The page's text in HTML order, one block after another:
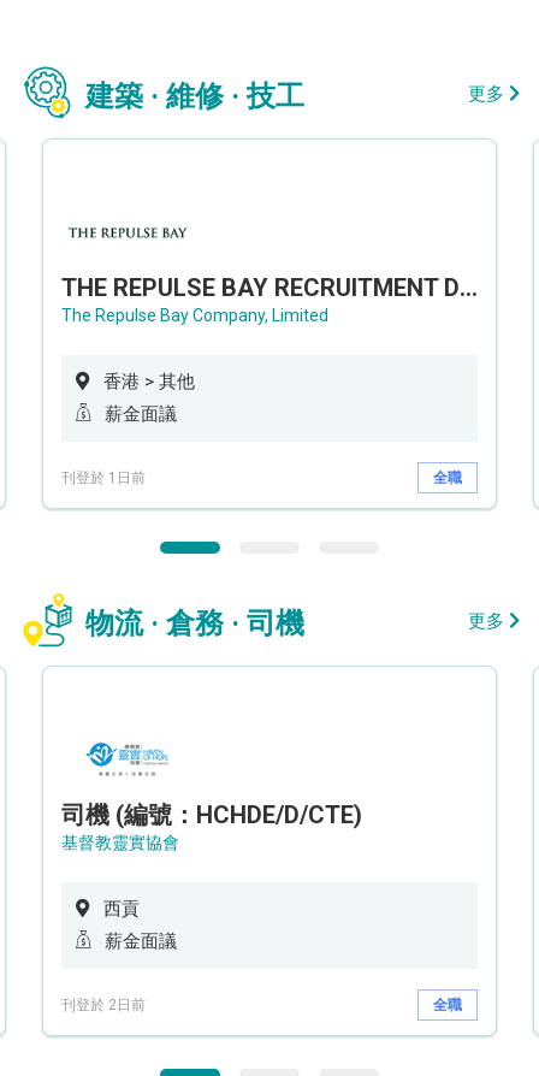
建築 · 維修 · 技工 更多
THE REPULSE BAY RECRUITMENT DAY 淺水灣影灣園人才招聘會
The Repulse Bay Company, Limited
香港 > 其他
薪金面議
刊登於 1日前 全職
物流 · 倉務 · 司機 更多
司機 (編號：HCHDE/D/CTE)
基督教靈實協會
西貢
薪金面議
刊登於 2日前 全職